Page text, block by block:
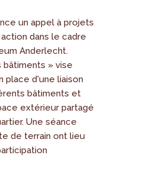
un appel à projets
dans le cadre
Anderlecht.
bâtiments » vise
place d'une liaison
bâtiments et
extérieur partagé
Une séance
de terrain ont lieu